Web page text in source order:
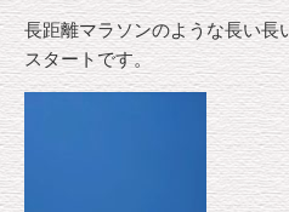
長距離マラソンのような長い長
スタートです。